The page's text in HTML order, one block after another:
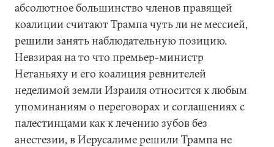
абсолютное большинство членов правящей
коалиции считают Трампа чуть ли не мессией,
решили занять наблюдательную позицию.
Невзирая на то что премьер-министр
Нетаньяху и его коалиция ревнителей
неделимой земли Израиля относится к любым
упоминаниям о переговорах и соглашениях с
палестинцами как к лечению зубов без
анестезии, в Иерусалиме решили Трампа не